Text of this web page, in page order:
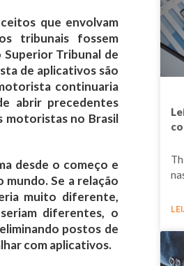
que envolvam
tribunais fossem
Tribunal de
de aplicativos são
continuaria
abrir precedentes
motoristas no Brasil
desde o começo e
Se a relação
muito diferente,
diferentes, o
postos de
com aplicativos.